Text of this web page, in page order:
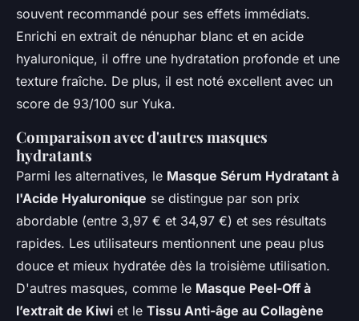
souvent recommandé pour ses effets immédiats.
Enrichi en extrait de nénuphar blanc et en acide
hyaluronique, il offre une hydratation profonde et une
texture fraîche. De plus, il est noté excellent avec un
score de 93/100 sur Yuka.
Comparaison avec d'autres masques
hydratants
Parmi les alternatives, le Masque Sérum Hydratant à
l'Acide Hyaluronique se distingue par son prix
abordable (entre 3,97 € et 34,97 €) et ses résultats
rapides. Les utilisateurs mentionnent une peau plus
douce et mieux hydratée dès la troisième utilisation.
D'autres masques, comme le Masque Peel-Off à
l’extrait de Kiwi et le Tissu Anti-âge au Collagène